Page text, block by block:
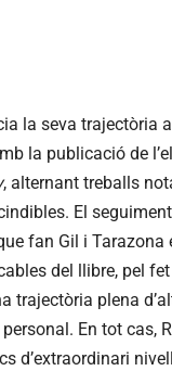
la seva trajectòria
la publicació de
, alternant treballs
El
fan Gil i Tarazona
del llibre, pel fet
trajectòria plena
En tot cas,
d’extraordinari